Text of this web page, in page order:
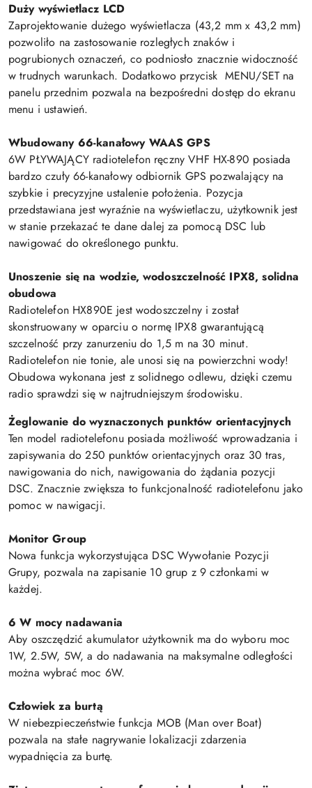
Duży wyświetlacz LCD
Zaprojektowanie dużego wyświetlacza (43,2 mm x 43,2 mm)
pozwoliło na zastosowanie rozległych znaków i
pogrubionych oznaczeń, co podniosło znacznie widoczność
w trudnych warunkach. Dodatkowo przycisk MENU/SET na
panelu przednim pozwala na bezpośredni dostęp do ekranu
menu i ustawień.
Wbudowany 66-kanałowy WAAS GPS
6W PŁYWAJĄCY radiotelefon ręczny VHF HX-890 posiada
bardzo czuły 66-kanałowy odbiornik GPS pozwalający na
szybkie i precyzyjne ustalenie położenia. Pozycja
przedstawiana jest wyraźnie na wyświetlaczu, użytkownik jest
w stanie przekazać te dane dalej za pomocą DSC lub
nawigować do określonego punktu.
Unoszenie się na wodzie, wodoszczelność IPX8, solidna
obudowa
Radiotelefon HX890E jest wodoszczelny i został
skonstruowany w oparciu o normę IPX8 gwarantującą
szczelność przy zanurzeniu do 1,5 m na 30 minut.
Radiotelefon nie tonie, ale unosi się na powierzchni wody!
Obudowa wykonana jest z solidnego odlewu, dzięki czemu
radio sprawdzi się w najtrudniejszym środowisku.
Żeglowanie do wyznaczonych punktów orientacyjnych
Ten model radiotelefonu posiada możliwość wprowadzania i
zapisywania do 250 punktów orientacyjnych oraz 30 tras,
nawigowania do nich, nawigowania do żądania pozycji
DSC. Znacznie zwiększa to funkcjonalność radiotelefonu jako
pomoc w nawigacji.
Monitor Group
Nowa funkcja wykorzystująca DSC Wywołanie Pozycji
Grupy, pozwala na zapisanie 10 grup z 9 członkami w
każdej.
6 W mocy nadawania
Aby oszczędzić akumulator użytkownik ma do wyboru moc
1W, 2.5W, 5W, a do nadawania na maksymalne odległości
można wybrać moc 6W.
Człowiek za burtą
W niebezpieczeństwie funkcja MOB (Man over Boat)
pozwala na stałe nagrywanie lokalizacji zdarzenia
wypadnięcia za burtę.